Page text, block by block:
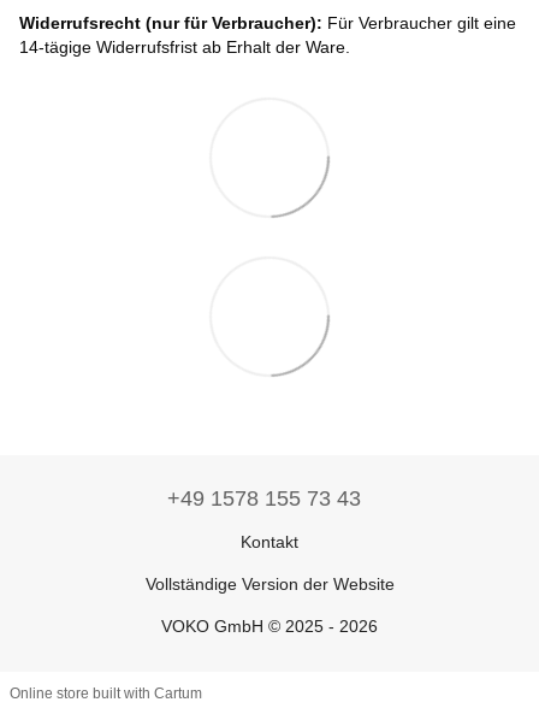
Widerrufsrecht (nur für Verbraucher): Für Verbraucher gilt eine
14-tägige Widerrufsfrist ab Erhalt der Ware.
+49 1578 155 73 43
Kontakt
Vollständige Version der Website
VOKO GmbH © 2025 - 2026
Online store built with Cartum